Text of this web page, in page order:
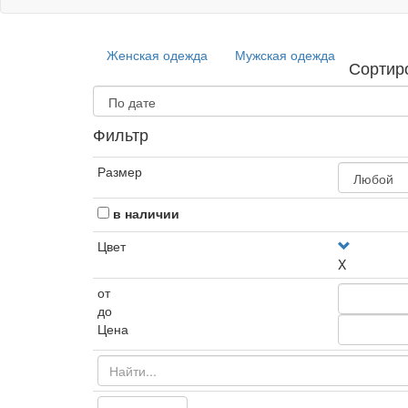
Женская одежда Мужская одежда
Фильтр
Размер
в наличии
Цвет
X
от
до
Цена